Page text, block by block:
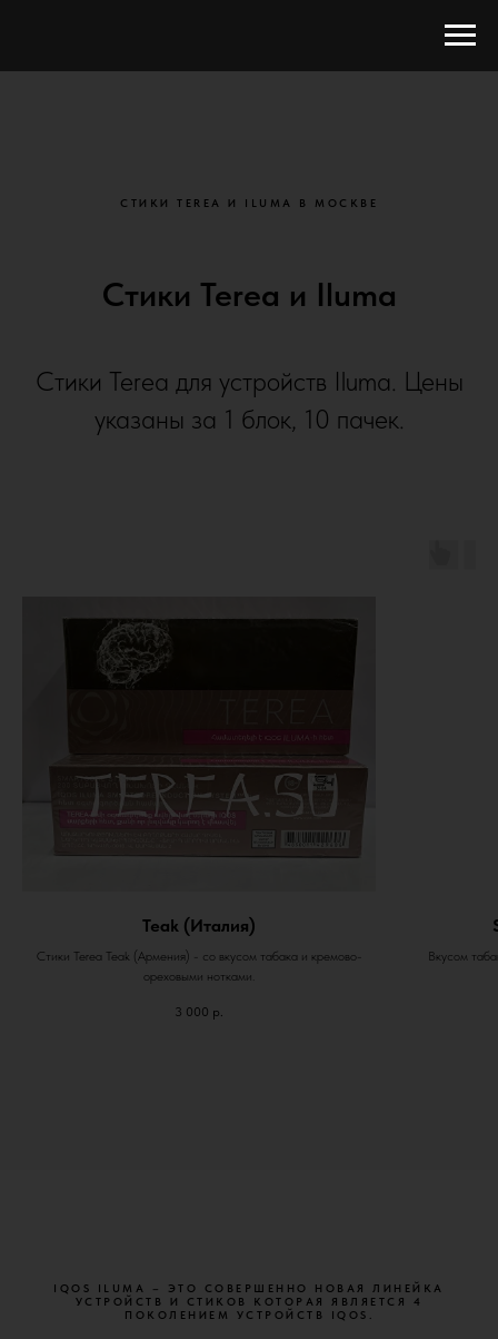
СТИКИ TEREA И ILUMA В МОСКВЕ
Стики Terea и Iluma
Стики Terea для устройств Iluma. Цены
указаны за 1 блок, 10 пачек.
Teak (Италия)
Стики Terea Teak (Армения) - со вкусом табака и кремово-
ореховыми нотками.
3 000 р.
Вкусом
IQOS ILUMA – ЭТО СОВЕРШЕННО НОВАЯ ЛИНЕЙКА
УСТРОЙСТВ И СТИКОВ КОТОРАЯ ЯВЛЯЕТСЯ 4
ПОКОЛЕНИЕМ УСТРОЙСТВ IQOS.